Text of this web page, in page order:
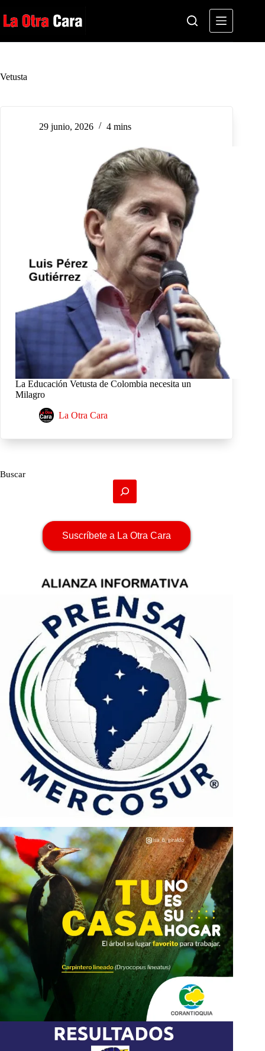
al
contenido
Vetusta
29 junio, 2026 4 mins
La Educación Vetusta de Colombia necesita un
Milagro
La Otra Cara
Buscar
Suscríbete a La Otra Cara